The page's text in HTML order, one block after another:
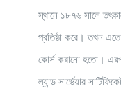
স্থানে ১৮৭৬ সালে
প্রতিষ্ঠা করে। তখন এতে
কোর্স করানো হতো।
ল্যান্ড সার্ভেয়ার